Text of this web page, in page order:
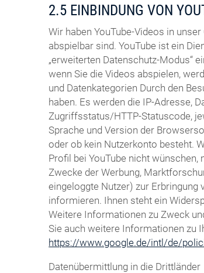
2.5 EINBINDUNG VON
Wir haben YouTube-Videos in
abspielbar sind. YouTube ist ein
„erweiterten Datenschutz-Modus“
wenn Sie die Videos abspielen,
und Datenkategorien Durch den
haben. Es werden die IP-Adresse,
Zugriffsstatus/HTTP-Statuscode,
Sprache und Version der
oder ob kein Nutzerkonto besteht.
Profil bei YouTube nicht
Zwecke der Werbung,
eingeloggte Nutzer) zur
informieren. Ihnen steht ein
Weitere Informationen zu Zweck
Sie auch weitere Informationen zu
https://www.google.de/intl/de/
Datenübermittlung in die Drittländer